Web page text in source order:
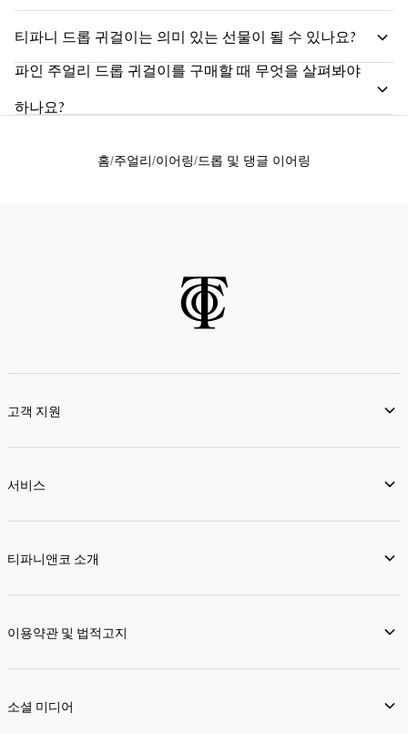
티파니 드롭 귀걸이는 의미 있는 선물이 될 수 있나요?
파인 주얼리 드롭 귀걸이를 구매할 때 무엇을 살펴봐야
하나요?
홈 주얼리 이어링 드롭 및 댕글 이어링
고객 지원
서비스
티파니앤코 소개
이용약관 및 법적고지
소셜 미디어